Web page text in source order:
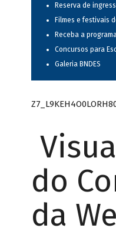
Reserva de
Filmes e festivais
Receba a
Concursos para
Galeria BNDES
do
da